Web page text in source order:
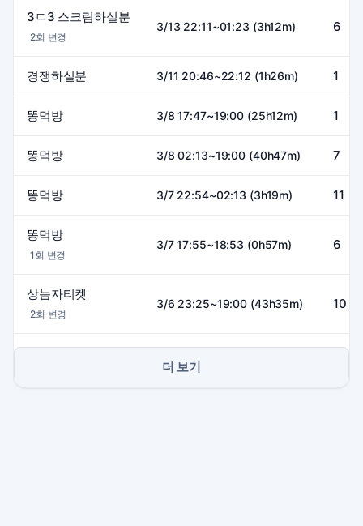
3ㄷ3 스크림하실분
2회 변경
3/13 22:11~01:23 (3h12m) 6
경쟁하실분 3/11 20:46~22:12 (1h26m) 1
똥먹방 3/8 17:47~19:00 (25h12m) 1
똥먹방 3/8 02:13~19:00 (40h47m) 7
똥먹방 3/7 22:54~02:13 (3h19m) 11
똥먹방
1회 변경
3/7 17:55~18:53 (0h57m) 6
상놈자티켓
2회 변경
3/6 23:25~19:00 (43h35m) 10
더 보기